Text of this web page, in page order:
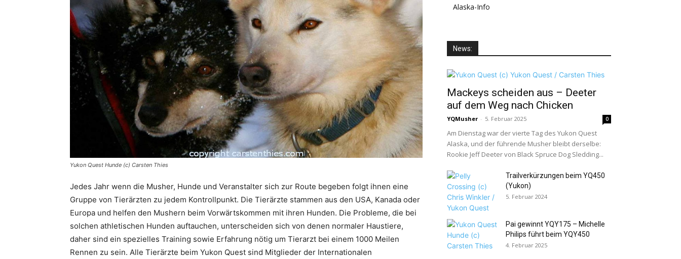
Yukon Quest Hunde (c) Carsten Thies
Jedes Jahr wenn die Musher, Hunde und Veranstalter sich zur Route begeben folgt ihnen eine
Gruppe von Tierärzten zu jedem Kontrollpunkt. Die Tierärzte stammen aus den USA, Kanada oder
Europa und helfen den Mushern beim Vorwärtskommen mit ihren Hunden. Die Probleme, die bei
solchen athletischen Hunden auftauchen, unterscheiden sich von denen normaler Haustiere,
daher sind ein spezielles Training sowie Erfahrung nötig um Tierarzt bei einem 1000 Meilen
Rennen zu sein. Alle Tierärzte beim Yukon Quest sind Mitglieder der Internationalen
Alaska-Info
News:
Mackeys scheiden aus – Deeter
auf dem Weg nach Chicken
YQMusher - 5. Februar 2025 0
Am Dienstag war der vierte Tag des Yukon Quest
Alaska, und der führende Musher bleibt derselbe:
Rookie Jeff Deeter von Black Spruce Dog Sledding...
Trailverkürzungen beim YQ450
(Yukon)
5. Februar 2024
Pai gewinnt YQY175 – Michelle
Philips führt beim YQY450
4. Februar 2025